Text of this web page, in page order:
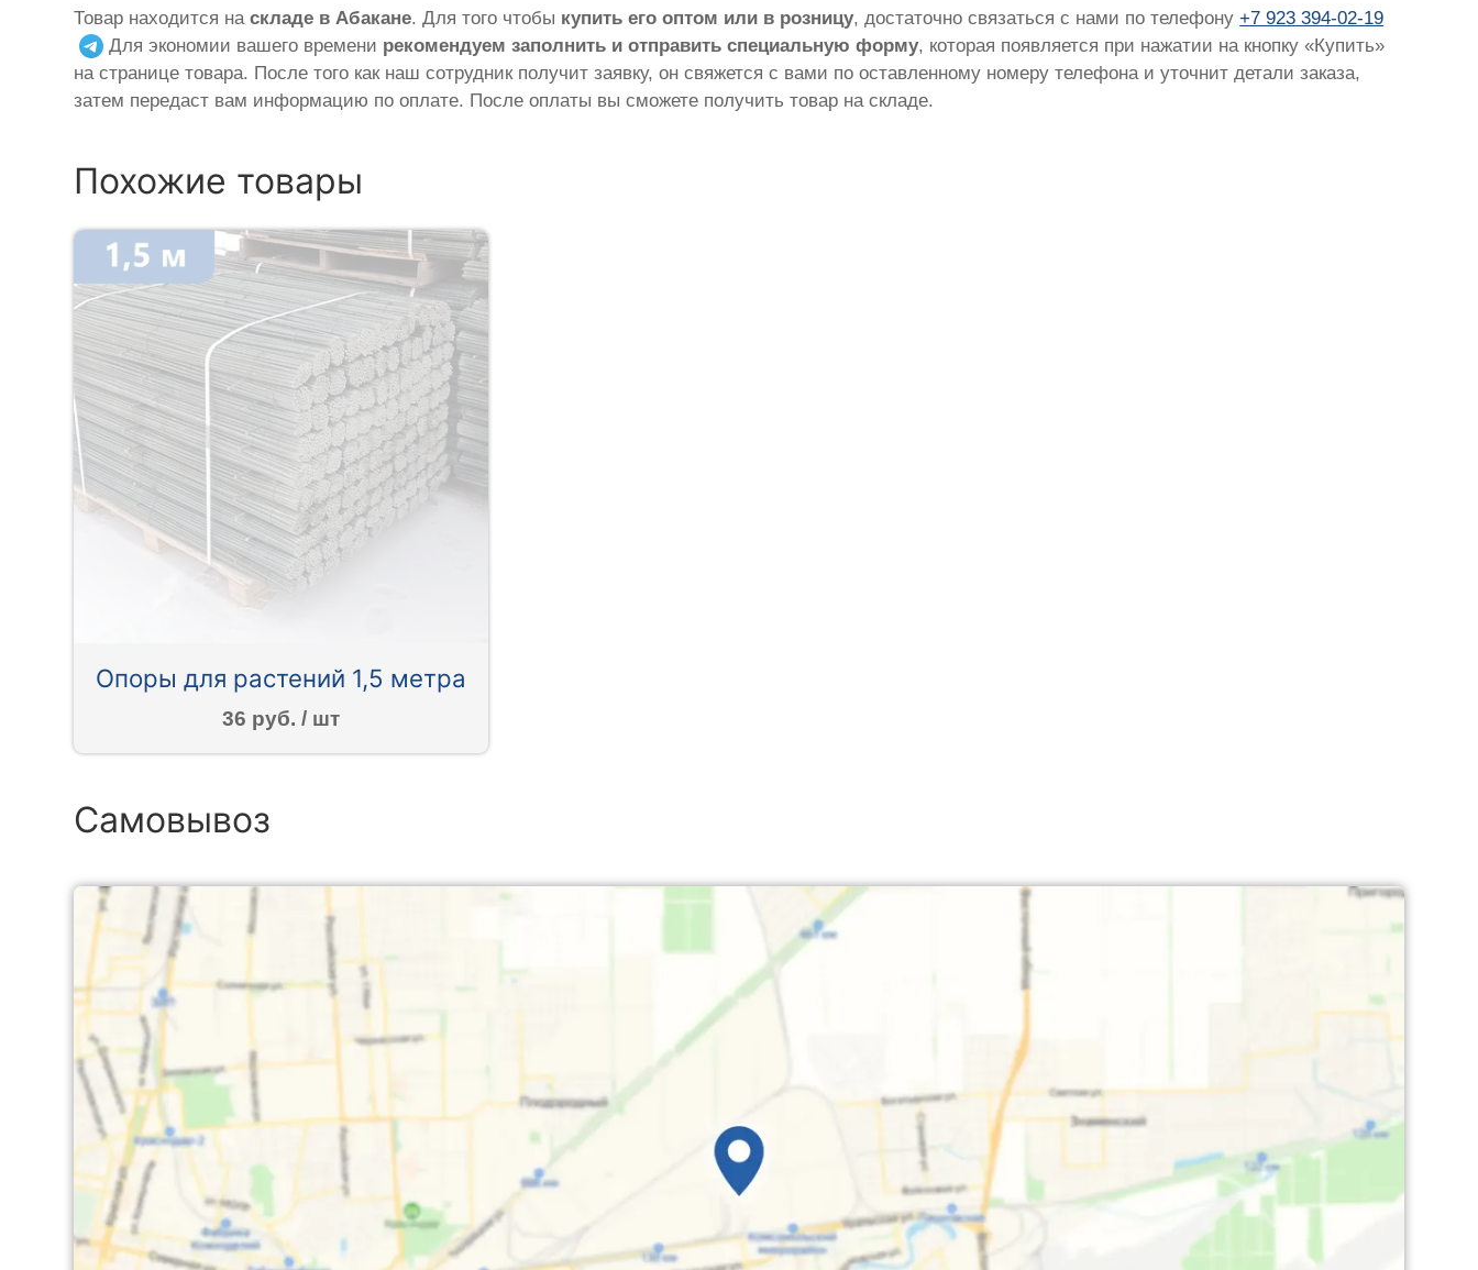
Товар находится наскладе в Абакане. Для того чтобы купить его оптом или в розницу, достаточно связаться с нами по телефону+7 923 394-02-19
Для экономии вашего времени рекомендуем заполнить и отправить специальную форму, которая появляется при нажатии на кнопку «Купить»
на странице товара. После того как наш сотрудник получит заявку, он свяжется с вами по оставленному номеру телефона и уточнит детали заказа,
затем передаст вам информацию по оплате. После оплаты вы сможете получить товар на складе.
Похожие товары
Опоры для растений 1,5 метра
36 руб. / шт
Самовывоз